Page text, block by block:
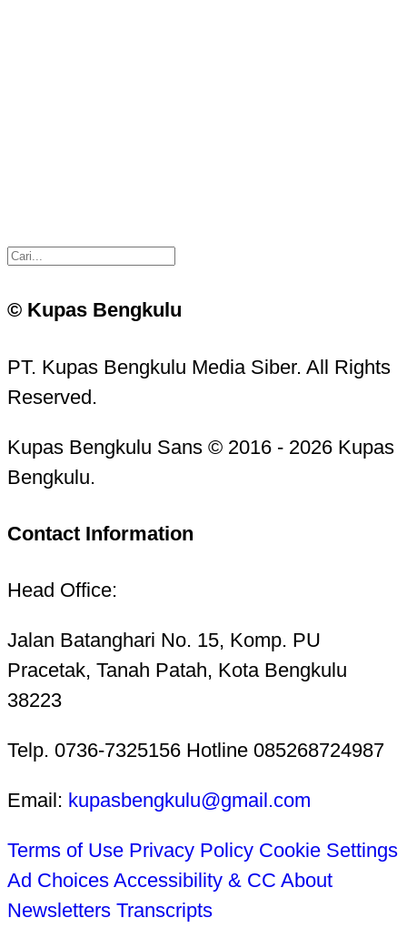
© Kupas Bengkulu
PT. Kupas Bengkulu Media Siber. All Rights
Reserved.
Kupas Bengkulu Sans © 2016 - 2026 Kupas
Bengkulu.
Contact Information
Head Office:
Jalan Batanghari No. 15, Komp. PU
Pracetak, Tanah Patah, Kota Bengkulu
38223
Telp. 0736-7325156 Hotline 085268724987
Email: kupasbengkulu@gmail.com
Terms of Use Privacy Policy Cookie Settings
Ad Choices Accessibility & CC About
Newsletters Transcripts